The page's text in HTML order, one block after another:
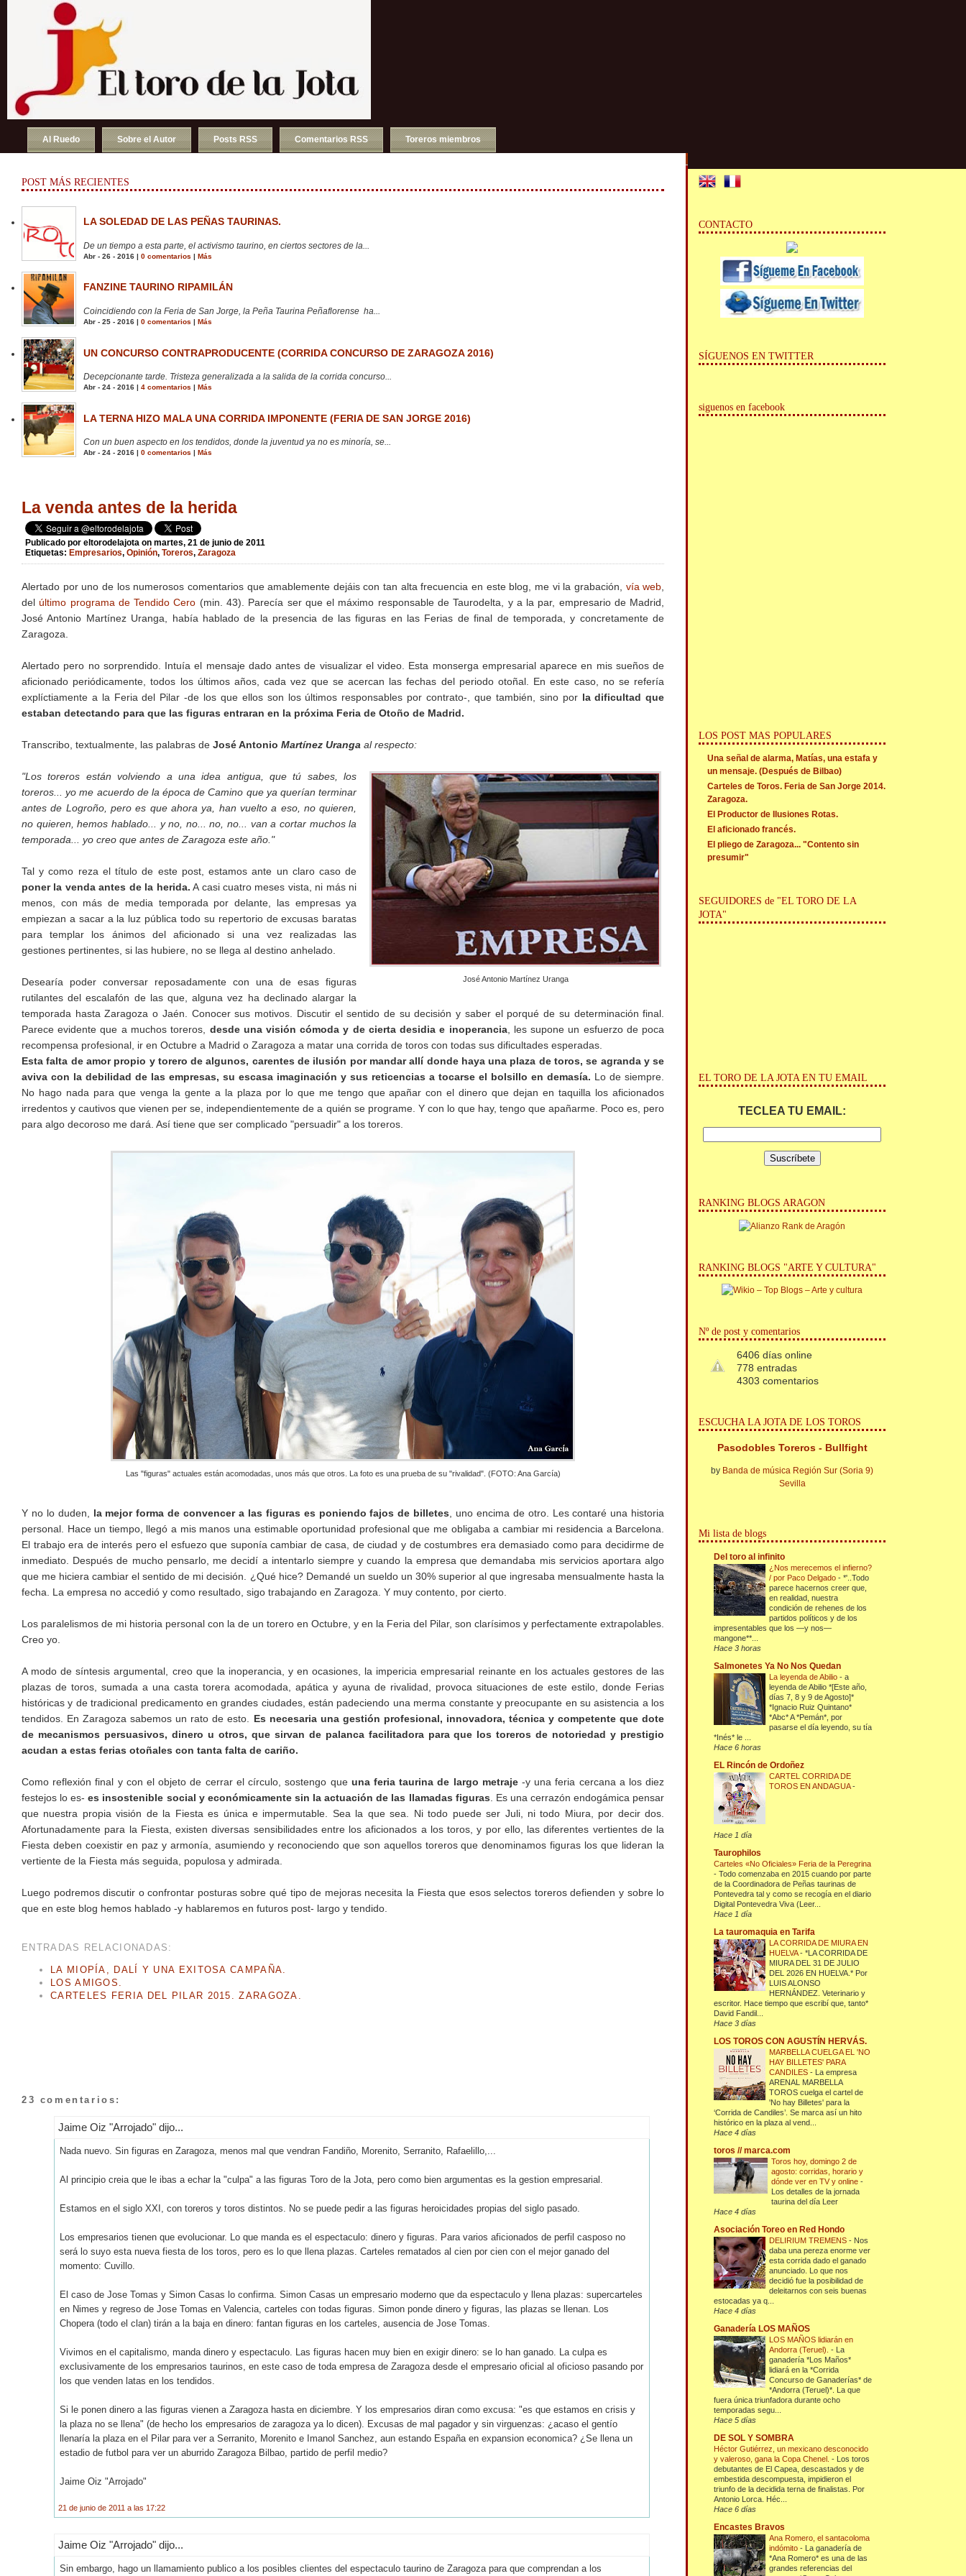
Al Ruedo Sobre el Autor Posts RSS Comentarios RSS Toreros miembros
POST MÁS RECIENTES
LA SOLEDAD DE LAS PEÑAS TAURINAS.
De un tiempo a esta parte, el activismo taurino, en ciertos sectores de la...
Abr - 26 - 2016 | 0 comentarios | Más
FANZINE TAURINO RIPAMILÁN
Coincidiendo con la Feria de San Jorge, la Peña Taurina Peñaflorense ha...
Abr - 25 - 2016 | 0 comentarios | Más
UN CONCURSO CONTRAPRODUCENTE (CORRIDA CONCURSO DE ZARAGOZA 2016)
Decepcionante tarde. Tristeza generalizada a la salida de la corrida concurso...
Abr - 24 - 2016 | 4 comentarios | Más
LA TERNA HIZO MALA UNA CORRIDA IMPONENTE (FERIA DE SAN JORGE 2016)
Con un buen aspecto en los tendidos, donde la juventud ya no es minoría, se...
Abr - 24 - 2016 | 0 comentarios Más
La venda antes de la herida
Publicado por eltorodelajota on martes, 21 de junio de 2011
Etiquetas: Empresarios, Opinión, Toreros, Zaragoza
Alertado por uno de los numerosos comentarios que amablemente dejáis con tan alta frecuencia en este blog, me vi la grabación, vía web
del último programa de Tendido Cero (min. 43). Parecía ser que el máximo responsable de Taurodelta, y a la par, empresario de Madrid,
José Antonio Martínez Uranga, había hablado de la presencia de las figuras en las Ferias de final de temporada, y concretamente de
Zaragoza.
Alertado pero no sorprendido. Intuía el mensaje dado antes de visualizar el video. Esta monserga empresarial aparece en mis sueños de
aficionado periódicamente, todos los últimos años, cada vez que se acercan las fechas del periodo otoñal. En este caso, no se refería
explíctiamente a la Feria del Pilar -de los que ellos son los últimos responsables por contrato-, que también, sino por la dificultad que
estaban detectando para que las figuras entraran en la próxima Feria de Otoño de Madrid.
Transcribo, textualmente, las palabras de José Antonio Martínez Uranga al respecto:
José Antonio Martínez Uranga
"Los toreros están volviendo a una idea antigua, que tú sabes, los
toreros... yo me acuerdo de la época de Camino que ya querían terminar
antes de Logroño, pero es que ahora ya, han vuelto a eso, no quieren,
no quieren, hemos hablado... y no, no... no, no... van a cortar muchos la
temporada... yo creo que antes de Zaragoza este año."
Tal y como reza el título de este post, estamos ante un claro caso de
poner la venda antes de la herida. A casi cuatro meses vista, ni más ni
menos, con más de media temporada por delante, las empresas ya
empiezan a sacar a la luz pública todo su repertorio de excusas baratas
para templar los ánimos del aficionado si una vez realizadas las
gestiones pertinentes, si las hubiere, no se llega al destino anhelado.
Desearía poder conversar reposadamente con una de esas figuras
rutilantes del escalafón de las que, alguna vez ha declinado alargar la
temporada hasta Zaragoza o Jaén. Conocer sus motivos. Discutir el sentido de su decisión y saber el porqué de su determinación final.
Parece evidente que a muchos toreros, desde una visión cómoda y de cierta desidia e inoperancia, les supone un esfuerzo de poca
recompensa profesional, ir en Octubre a Madrid o Zaragoza a matar una corrida de toros con todas sus dificultades esperadas.
Esta falta de amor propio y torero de algunos, carentes de ilusión por mandar allí donde haya una plaza de toros, se agranda y se
aviva con la debilidad de las empresas, su escasa imaginación y sus reticencias a tocarse el bolsillo en demasía. Lo de siempre.
No hago nada para que venga la gente a la plaza por lo que me tengo que apañar con el dinero que dejan en taquilla los aficionados
irredentos y cautivos que vienen per se, independientemente de a quién se programe. Y con lo que hay, tengo que apañarme. Poco es, pero
para algo decoroso me dará. Así tiene que ser complicado "persuadir" a los toreros.
Las "figuras" actuales están acomodadas, unos más que otros. La foto es una prueba de su "rivalidad". (FOTO: Ana García)
Y no lo duden, la mejor forma de convencer a las figuras es poniendo fajos de billetes , uno encima de otro. Les contaré una historia
personal. Hace un tiempo, llegó a mis manos una estimable oportunidad profesional que me obligaba a cambiar mi residencia a Barcelona.
El trabajo era de interés pero el esfuezo que suponía cambiar de casa, de ciudad y de costumbres era demasiado como para decidirme de
inmediato. Después de mucho pensarlo, me decidí a intentarlo siempre y cuando la empresa que demandaba mis servicios aportara algo
que me hiciera cambiar el sentido de mi decisión. ¿Qué hice? Demandé un sueldo un 30% superior al que ingresaba mensualmente hasta la
fecha. La empresa no accedió y como resultado, sigo trabajando en Zaragoza. Y muy contento, por cierto.
Los paralelismos de mi historia personal con la de un torero en Octubre, y en la Feria del Pilar, son clarísimos y perfectamente extrapolables.
Creo yo.
A modo de síntesis argumental, creo que la inoperancia, y en ocasiones, la impericia empresarial reinante en los actuales gestores de las
plazas de toros, sumada a una casta torera acomodada, apática y ayuna de rivalidad, provoca situaciones de este estilo, donde Ferias
históricas y de tradicional predicamento en grandes ciudades, están padeciendo una merma constante y preocupante en su asistencia a los
tendidos. En Zaragoza sabemos un rato de esto. Es necesaria una gestión profesional, innovadora, técnica y competente que dote
de mecanismos persuasivos, dinero u otros, que sirvan de palanca facilitadora para que los toreros de notoriedad y prestigio
acudan a estas ferias otoñales con tanta falta de cariño.
Como reflexión final y con el objeto de cerrar el círculo, sostengo que una feria taurina de largo metraje-y una feria cercana a los diez
festejos lo es-es insostenible social y económicamente sin la actuación de las llamadas figuras . Es una cerrazón endogámica pensar
que nuestra propia visión de la Fiesta es única e impermutable. Sea la que sea. Ni todo puede ser Juli, ni todo Miura, por decir dos.
Afortunadamente para la Fiesta, existen diversas sensibilidades entre los aficionados a los toros, y por ello, las diferentes vertientes de la
Fiesta deben coexistir en paz y armonía, asumiendo y reconociendo que son aquellos toreros que denominamos figuras los que lideran la
vertiente de la Fiesta más seguida, populosa y admirada.
Luego podremos discutir o confrontar posturas sobre qué tipo de mejoras necesita la Fiesta que esos selectos toreros defienden y sobre lo
que en este blog hemos hablado -y hablaremos en futuros post- largo y tendido.
ENTRADAS RELACIONADAS:
LA MIOPÍA, DALÍ Y UNA EXITOSA CAMPAÑA.
LOS AMIGOS.
CARTELES FERIA DEL PILAR 2015. ZARAGOZA.
23 comentarios:
Jaime Oiz "Arrojado" dijo...
Nada nuevo. Sin figuras en Zaragoza, menos mal que vendran Fandiño, Morenito, Serranito, Rafaelillo,...
Al principio creia que le ibas a echar la "culpa" a las figuras Toro de la Jota, pero como bien argumentas es la gestion empresarial.
Estamos en el siglo XXI, con toreros y toros distintos. No se puede pedir a las figuras heroicidades propias del siglo pasado.
Los empresarios tienen que evolucionar. Lo que manda es el espectaculo: dinero y figuras. Para varios aficionados de perfil casposo no
será lo suyo esta nueva fiesta de los toros, pero es lo que llena plazas. Carteles rematados al cien por cien con el mejor ganado del
momento: Cuvillo.
El caso de Jose Tomas y Simon Casas lo confirma. Simon Casas un empresario moderno que da espectaculo y llena plazas: supercarteles
en Nimes y regreso de Jose Tomas en Valencia, carteles con todas figuras. Simon ponde dinero y figuras, las plazas se llenan. Los
Chopera (todo el clan) tirán a la baja en dinero: fantan figuras en los carteles, ausencia de Jose Tomas.
Vivimos en el capitalismo, manda dinero y espectaculo. Las figuras hacen muy bien en exigir dinero: se lo han ganado. La culpa es
exclusivamente de los empresarios taurinos, en este caso de toda empresa de Zaragoza desde el empresario oficial al oficioso pasando por
los que venden latas en los tendidos.
Si le ponen dinero a las figuras vienen a Zaragoza hasta en diciembre. Y los empresarios diran como excusa: "es que estamos en crisis y
la plaza no se llena" (de hecho los empresarios de zaragoza ya lo dicen). Excusas de mal pagador y sin virguenzas: ¿acaso el gentío
llenaría la plaza en el Pilar para ver a Serranito, Morenito e Imanol Sanchez, aun estando España en expansion economica? ¿Se llena un
estadio de futbol para ver un aburrido Zaragoza Bilbao, partido de perfil medio?
Jaime Oiz "Arrojado"
21 de junio de 2011 a las 17:22
Jaime Oiz "Arrojado" dijo...
Sin embargo, hago un llamamiento publico a los posibles clientes del espectaculo taurino de Zaragoza para que comprendan a los
CONTACTO
SÍGUENOS EN TWITTER
siguenos en facebook
LOS POST MAS POPULARES
Una señal de alarma, Matías, una estafa y
un mensaje. (Después de Bilbao)
Carteles de Toros. Feria de San Jorge 2014.
Zaragoza.
El Productor de Ilusiones Rotas.
El aficionado francés.
El pliego de Zaragoza... "Contento sin
presumir"
SEGUIDORES de "EL TORO DE LA
JOTA"
EL TORO DE LA JOTA EN TU EMAIL
TECLEA TU EMAIL:
RANKING BLOGS ARAGON
RANKING BLOGS "ARTE Y CULTURA"
Nº de post y comentarios
6406 días online
778 entradas
4303 comentarios
ESCUCHA LA JOTA DE LOS TOROS
Pasodobles Toreros - Bullfight
by Banda de música Región Sur (Soria 9)
Sevilla
Mi lista de blogs
Del toro al infinito
¿Nos merecemos el infierno?
/ por Paco Delgado-*'..Todo
parece hacernos creer que,
en realidad, nuestra
condición de rehenes de los
partidos políticos y de los
impresentables que los —y nos—
mangone**...
Hace 3 horas
Salmonetes Ya No Nos Quedan
La leyenda de Abilio-a
leyenda de Abilio *[Este año,
días 7, 8 y 9 de Agosto]*
*Ignacio Ruiz Quintano*
*Abc* A *Pemán*, por
pasarse el día leyendo, su tía
*Inés* le ...
Hace 6 horas
EL Rincón de Ordoñez
CARTEL CORRIDA DE
TOROS EN ANDAGUA-
Hace 1 día
Taurophilos
Carteles «No Oficiales» Feria de la Peregrina
-Todo comenzaba en 2015 cuando por parte
de la Coordinadora de Peñas taurinas de
Pontevedra tal y como se recogía en el diario
Digital Pontevedra Viva (Leer...
Hace 1 día
La tauromaquia en Tarifa
LA CORRIDA DE MIURA EN
HUELVA-*LA CORRIDA DE
MIURA DEL 31 DE JULIO
DEL 2026 EN HUELVA.* Por
LUIS ALONSO
HERNÁNDEZ. Veterinario y
escritor. Hace tiempo que escribí que, tanto*
David Fandil...
Hace 3 días
LOS TOROS CON AGUSTÍN HERVÁS.
MARBELLA CUELGA EL 'NO
HAY BILLETES' PARA
CANDILES- La empresa
ARENAL MARBELLA
TOROS cuelga el cartel de
'No hay Billetes' para la
‘Corrida de Candiles’. Se marca así un hito
histórico en la plaza al vend...
Hace 4 días
toros // marca.com
Toros hoy, domingo 2 de
agosto: corridas, horario y
dónde ver en TV y online-
Los detalles de la jornada
taurina del día Leer
Hace 4 días
Asociación Toreo en Red Hondo
DELIRIUM TREMENS- Nos
daba una pereza enorme ver
esta corrida dado el ganado
anunciado. Lo que nos
decidió fue la posibilidad de
deleitarnos con seis buenas
estocadas ya q...
Hace 4 días
Ganadería LOS MAÑOS
LOS MAÑOS lidiarán en
Andorra (Teruel).- La
ganadería *Los Maños*
lidiará en la *Corrida
Concurso de Ganaderías* de
*Andorra (Teruel)*. La que
fuera única triunfadora durante ocho
temporadas segu...
Hace 5 días
DE SOL Y SOMBRA
Héctor Gutiérrez, un mexicano desconocido
y valeroso, gana la Copa Chenel.- Los toros
debutantes de El Capea, descastados y de
embestida descompuesta, impidieron el
triunfo de la decidida terna de finalistas. Por
Antonio Lorca. Héc...
Hace 6 días
Encastes Bravos
Ana Romero, el santacoloma
indómito- La ganadería de
*Ana Romero* es una de las
grandes referencias del